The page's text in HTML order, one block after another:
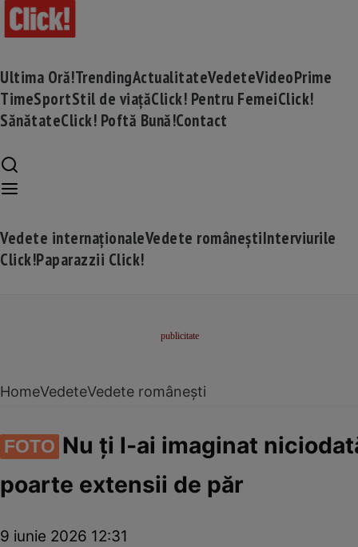
Ultima Oră!TrendingActualitateVedeteVideoPrime
TimeSportStil de viațăClick! Pentru FemeiClick!
SănătateClick! Poftă Bună!Contact
Vedete internaționaleVedete româneștiInterviurile
Click!Paparazzii Click!
HomeVedeteVedete românești
FOTO Nu ți l-ai imaginat
poarte extensii de păr
9 iunie 2026 12:31